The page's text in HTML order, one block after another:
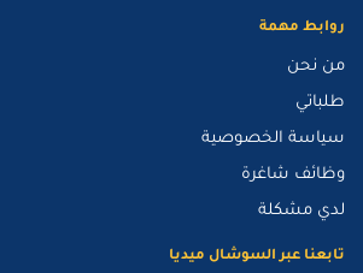
روابط مهمة
من نحن
طلباتي
سياسة الخصوصية
وظائف شاغرة
لدي مشكلة
تابعنا عبر السوشال ميديا